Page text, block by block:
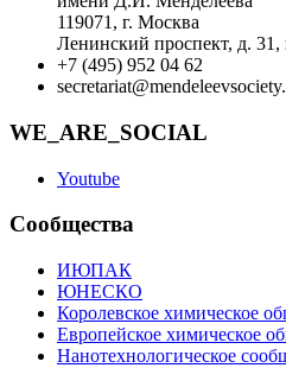
119071, г. Москва
Ленинский проспект, д. 31,
+7 (495) 952 04 62
WE_ARE_SOCIAL
Youtube
Сообщества
ИЮПАК
ЮНЕСКО
Королевское химическое
Европейское химическое
Нанотехнологическое